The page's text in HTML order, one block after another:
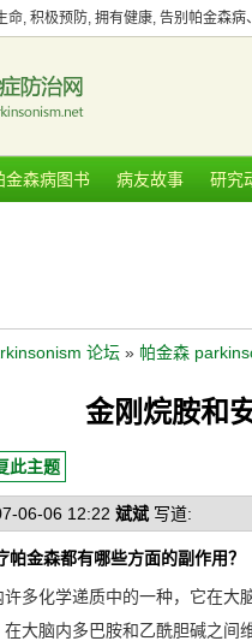
命, 积极预防, 拥有健康, 告别帕金森病
金森病图书 病友故事 研究
论坛 » 帕金森
金刚烷胺和
此主题
06-06 12:22 斌斌 写道:
金森都有哪些方面的副作用？
多化学递质中的一种，它在
大脑内多巴胺和乙酰胆碱之间